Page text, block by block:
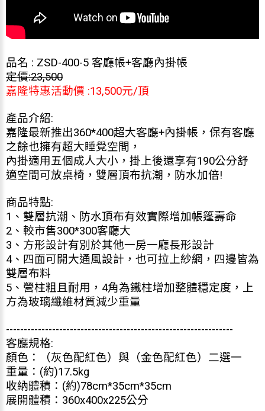
品名 : ZSD-400-5 客廳帳+客廳內掛帳
定價:23,500
嘉隆特惠活動價 :13,500元/頂
產品介紹:
嘉隆最新推出360*400超大客廳+內掛帳，保有客廳
之餘也擁有超大睡覺空間，
內掛適用五個成人大小，掛上後還享有190公分舒
適空間可放桌椅，雙層頂布抗潮，防水加倍!
商品特點:
1、雙層抗潮、防水頂布有效實際增加帳篷壽命
2、較市售300*300客廳大
3、方形設計有別於其他一房一廳長形設計
4、四面可開大通風設計，也可拉上紗網，四邊皆為
雙層布料
5、營柱粗且耐用，4角為鐵柱增加整體穩定度，上
方為玻璃纖維材質減少重量
----------------------------------------------------------------
客廳規格:
顏色：（灰色配紅色）與（金色配紅色）二選一
重量：(約)17.5kg
收納體積：(約)78cm*35cm*35cm
展開體積：360x400x225公分